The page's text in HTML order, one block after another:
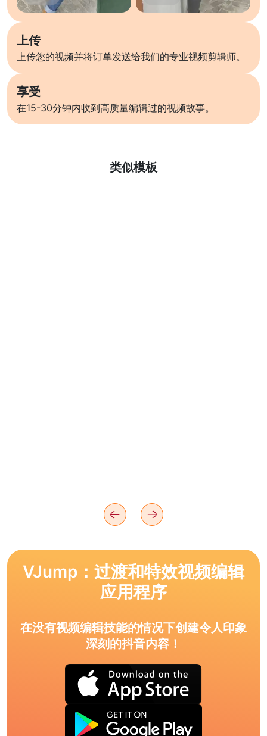
上传
上传您的视频并将订单发送给我们的专业视频剪辑师。
享受
在15-30分钟内收到高质量编辑过的视频故事。
类似模板
了解更多
VJump：过渡和特效视频编辑
应用程序
在没有视频编辑技能的情况下创建令人印象
深刻的抖音内容！